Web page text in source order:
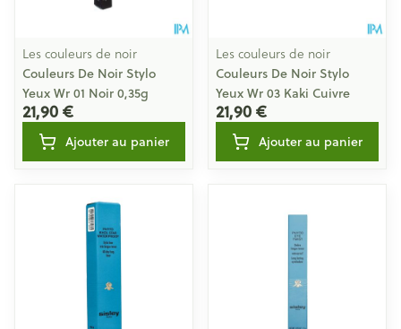
Les couleurs de noir
Couleurs De Noir Stylo
Yeux Wr 01 Noir 0,35g
21,90 €
Ajouter au panier
Les couleurs de noir
Couleurs De Noir Stylo
Yeux Wr 03 Kaki Cuivre
21,90 €
Ajouter au panier